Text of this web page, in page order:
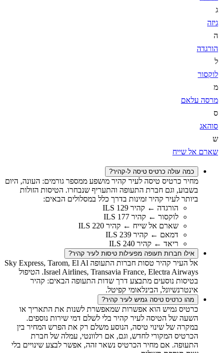
ג
גיזה
ה
הורגדה
ל
לוקסור
מ
מרסה עלאם
ס
סוהאג
ש
שארם אל שייח
כמה עולה כרטיס טיסה ל-קהיר?
מחיר כרטיס טיסה לעיר קהיר מושפע ממספר גורמים: העונה, היום
בשבוע, וגם חברת התעופה והתעריף שנבחרו. הטיסות הזולות
ביותר לעיר קהיר זמינות בדרך כלל במסלולים הבאים:
הורגדה ← קהיר 129 ILS
לוקסור ← קהיר 177 ILS
שארם אל שייח ← קהיר 220 ILS
דמאם ← קהיר 239 ILS
ריאד ← קהיר 240 ILS
אילו חברות תעופה מפעילות טיסות לעיר קהיר?
אל העיר קהיר טסות חברות התעופה Sky Express, Tarom, El Al
Israel Airlines, Transavia France, Electra Airways. הטיפול
בטיסות נוסעים מתבצע דרך שדות התעופה הבאים: קהיר
אינטרנשיונל, הבינלאומי קפיטל.
מהו כרטיס טיסה גמיש לעיר קהיר?
כרטיס גמיש הוא אפשרות שמאפשרת לשנות את התאריך או
השעה של הטיסה לעיר קהיר בלי לשלם דמי שירות נוספים.
במקרה של שינוי טיסה, הנוסע משלם רק את הפרש המחיר בין
הכרטיס המקורי לחדש, וגם, אם רלוונטי, עמלה של חברת
התעופה. אם מחיר הכרטיס נשאר זהה, אפשר לבצע שינויים בלי